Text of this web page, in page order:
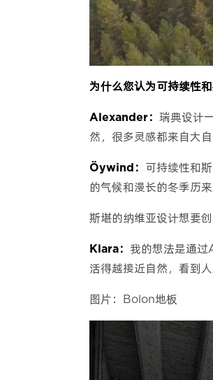
为什么您认为可持续性
Alexander： 瑞典设计
然，很多灵感都来自大自
Öywind： 可持续性和
的气候和漫长的冬季历
斯堪的纳维亚设计想要
Klara： 我的想法是通
活得越接近自然，看到
图片：Bolon地板